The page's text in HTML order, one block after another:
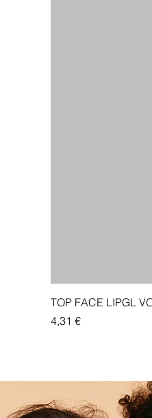
TOP FACE LIPGL
Price
4,31 €